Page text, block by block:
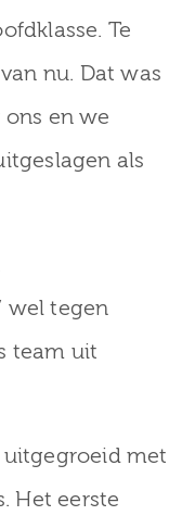
Te
nu. Dat was
en we
als
wel tegen
team uit
met
Het eerste